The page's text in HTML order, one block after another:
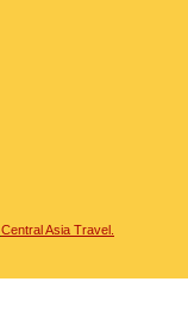
Central Asia Travel.